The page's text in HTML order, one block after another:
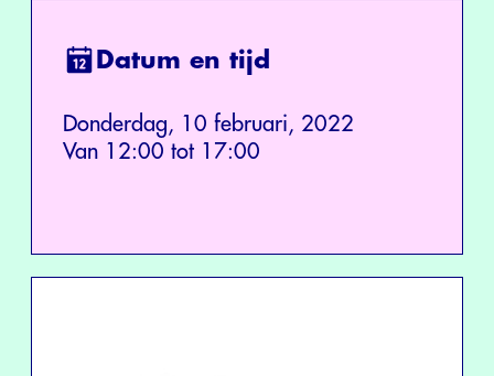
Datum en tijd
Donderdag, 10 februari, 2022
Van 12:00 tot 17:00